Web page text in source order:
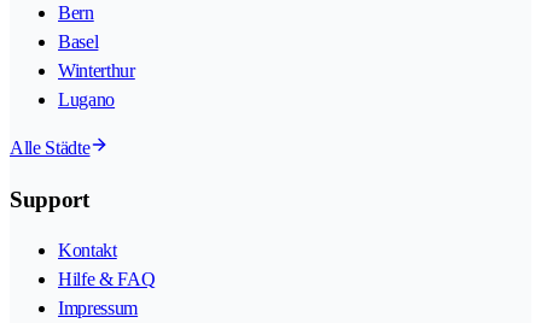
Bern
Basel
Winterthur
Lugano
Alle Städte
Support
Kontakt
Hilfe & FAQ
Impressum